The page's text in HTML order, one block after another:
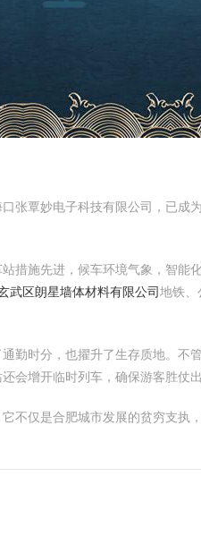
张覃妙电子科技有限公司，已
措施先进，候车环境气象，智能
武区朗星墙体材料有限公司地铁、
勤时分，也擢升了生存质地。不
会增开临时列车，确保游客胜仗出
不仅是合肥城市发展的贫穷支